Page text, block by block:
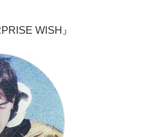
WISH』